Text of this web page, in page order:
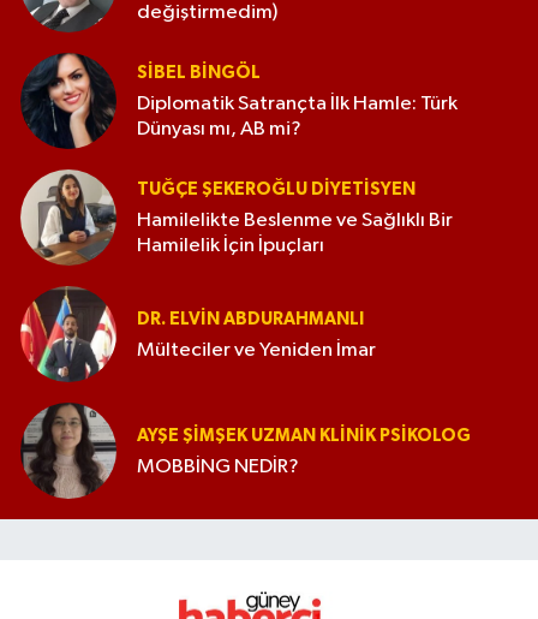
değiştirmedim)
SIBEL BINGÖL
Diplomatik Satrançta İlk Hamle: Türk
Dünyası mı, AB mi?
TUĞÇE ŞEKEROĞLU DIYETISYEN
Hamilelikte Beslenme ve Sağlıklı Bir
Hamilelik İçin İpuçları
DR. ELVIN ABDURAHMANLI
Mülteciler ve Yeniden İmar
AYŞE ŞIMŞEK UZMAN KLINIK PSIKOLOG
MOBBİNG NEDİR?